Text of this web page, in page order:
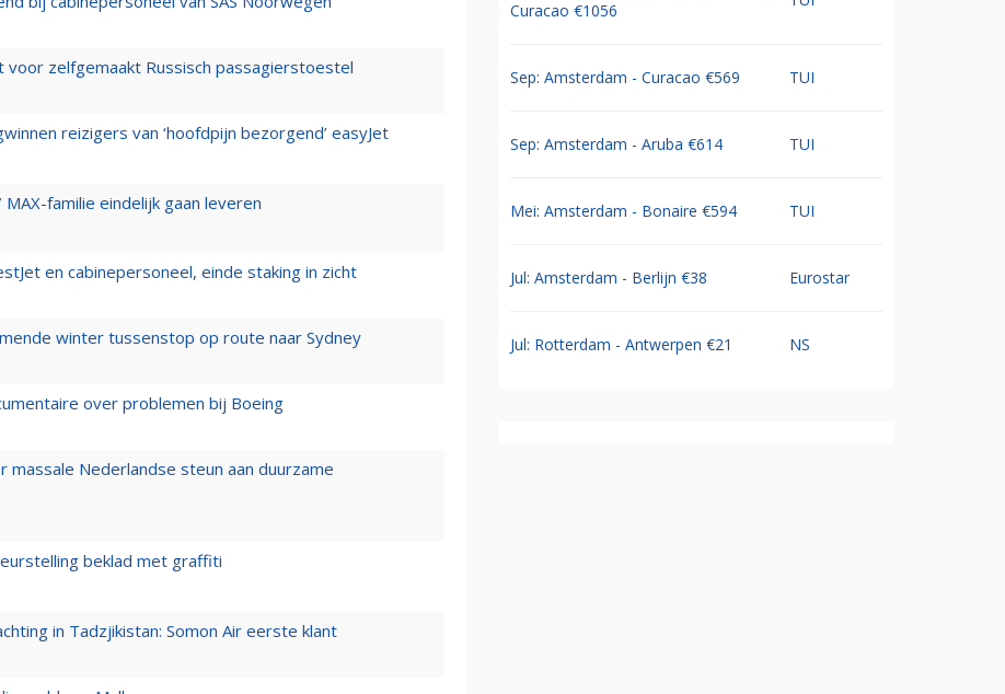
zelfgemaakt Russisch passagierstoestel
reizigers van ‘hoofdpijn bezorgend’ easyJet
familie eindelijk gaan leveren
en cabinepersoneel, einde staking in zicht
winter tussenstop op route naar Sydney
over problemen bij Boeing
Nederlandse steun aan duurzame
beklad met graffiti
in Tadzjikistan: Somon Air eerste klant
Curacao €1056
Sep: Amsterdam - Curacao €569 TUI
Sep: Amsterdam - Aruba €614 TUI
Mei: Amsterdam - Bonaire €594 TUI
Jul: Amsterdam - Berlijn €38 Eurostar
Jul: Rotterdam - Antwerpen €21 NS